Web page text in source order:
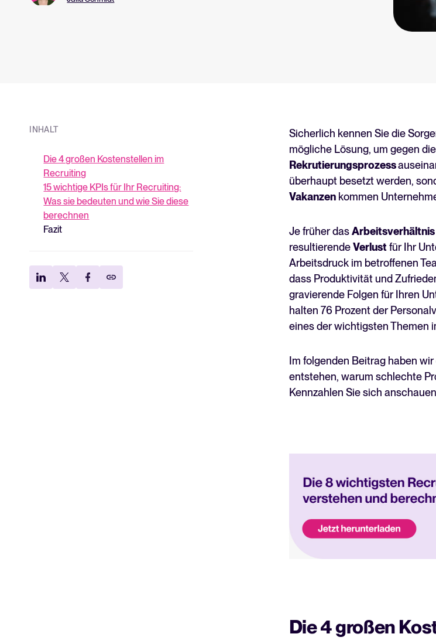
aufzubauen?
INHALT
Die 4 großen Kostenstellen im
Recruiting
15 wichtige KPIs für Ihr Recruiting:
Was sie bedeuten und wie Sie diese
berechnen
Fazit
Sicherlich kennen Sie die
mögliche Lösung, um gegen
Rekrutierungsprozess
überhaupt besetzt werden,
Vakanzenkommen
Je früher dasArbeitsverhältnis
resultierendeVerlustfür Ihr
Arbeitsdruck im betroffenen
dass Produktivität und
gravierende Folgen für Ihren
halten 76 Prozent der
eines der wichtigsten Themen
Im folgenden Beitrag haben
entstehen, warum schlechte
Kennzahlen Sie sich
Die 4 großen